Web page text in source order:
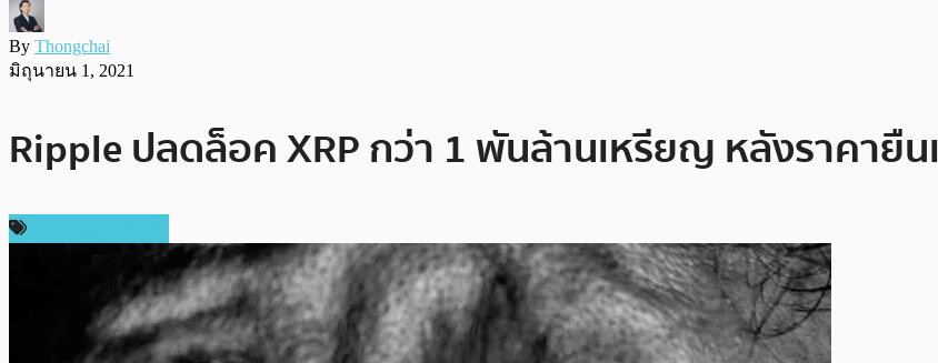
By Thongchai
มิถุนายน 1, 2021
Ripple ปลดล็อค XRP กว่า 1 พันล้านเหรียญ หลังราคายื